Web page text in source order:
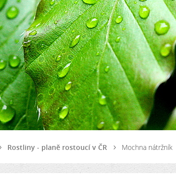
Rostliny - planě rostoucí v ČR Mochna nátržník